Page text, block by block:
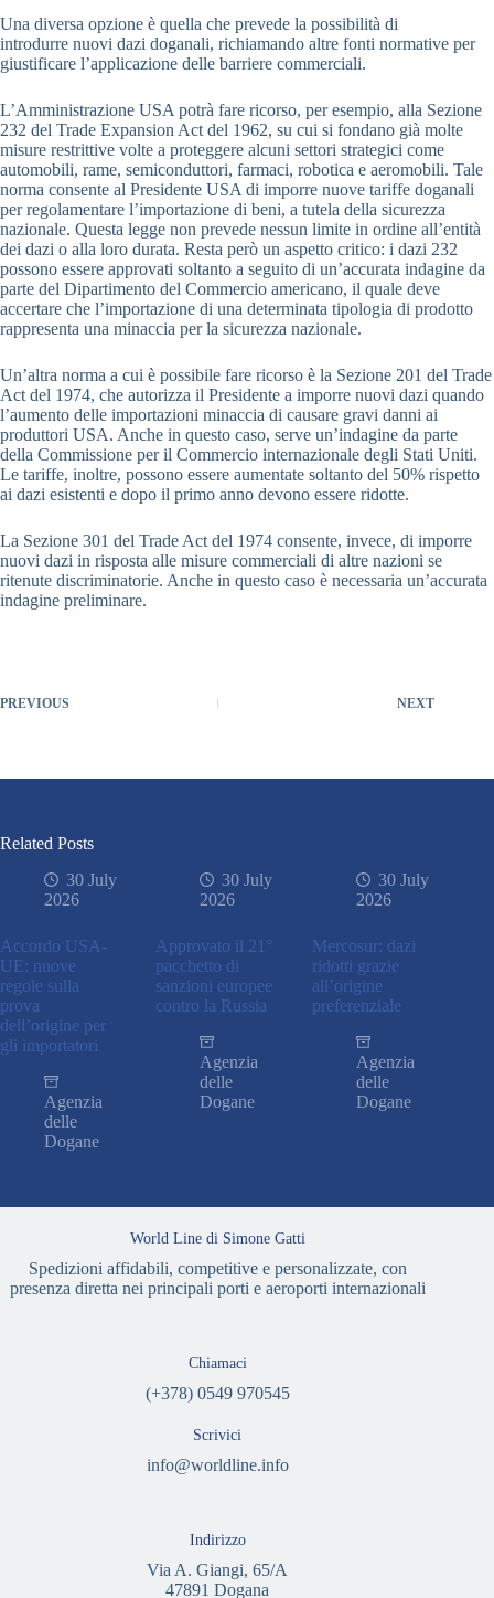
Una diversa opzione è quella che prevede la possibilità di
introdurre nuovi dazi doganali, richiamando altre fonti normative per
giustificare l’applicazione delle barriere commerciali.
L’Amministrazione USA potrà fare ricorso, per esempio, alla Sezione
232 del Trade Expansion Act del 1962, su cui si fondano già molte
misure restrittive volte a proteggere alcuni settori strategici come
automobili, rame, semiconduttori, farmaci, robotica e aeromobili. Tale
norma consente al Presidente USA di imporre nuove tariffe doganali
per regolamentare l’importazione di beni, a tutela della sicurezza
nazionale. Questa legge non prevede nessun limite in ordine all’entità
dei dazi o alla loro durata. Resta però un aspetto critico: i dazi 232
possono essere approvati soltanto a seguito di un’accurata indagine da
parte del Dipartimento del Commercio americano, il quale deve
accertare che l’importazione di una determinata tipologia di prodotto
rappresenta una minaccia per la sicurezza nazionale.
Un’altra norma a cui è possibile fare ricorso è la Sezione 201 del Trade
Act del 1974, che autorizza il Presidente a imporre nuovi dazi quando
l’aumento delle importazioni minaccia di causare gravi danni ai
produttori USA. Anche in questo caso, serve un’indagine da parte
della Commissione per il Commercio internazionale degli Stati Uniti.
Le tariffe, inoltre, possono essere aumentate soltanto del 50% rispetto
ai dazi esistenti e dopo il primo anno devono essere ridotte.
La Sezione 301 del Trade Act del 1974 consente, invece, di imporre
nuovi dazi in risposta alle misure commerciali di altre nazioni se
ritenute discriminatorie. Anche in questo caso è necessaria un’accurata
indagine preliminare.
PREVIOUS NEXT
Related Posts
30 July
2026
Accordo USA-
UE: nuove
regole sulla
prova
dell’origine per
gli importatori
Agenzia
delle
Dogane
30 July
2026
Approvato il 21°
pacchetto di
sanzioni europee
contro la Russia
Agenzia
delle
Dogane
30 July
2026
Mercosur: dazi
ridotti grazie
all’origine
preferenziale
Agenzia
delle
Dogane
World Line di Simone Gatti
Spedizioni affidabili, competitive e personalizzate, con
presenza diretta nei principali porti e aeroporti internazionali
Chiamaci
(+378) 0549 970545
Scrivici
info@worldline.info
Indirizzo
Via A. Giangi, 65/A
47891 Dogana